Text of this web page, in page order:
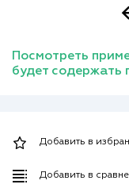
Посмотреть
будет содержать
Добавить в
Добавить в